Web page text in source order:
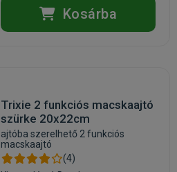
Kosárba
Trixie 2 funkciós macskaajtó
szürke 20x22cm
ajtóba szerelhető 2 funkciós
macskaajtó
(4)